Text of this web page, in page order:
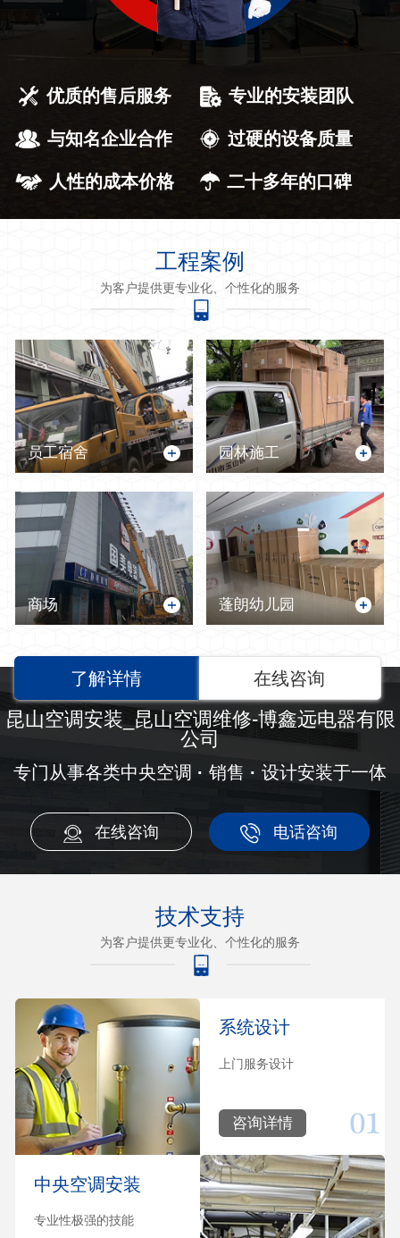
优质的售后服务 专业的安装团队
与知名企业合作 过硬的设备质量
人性的成本价格 二十多年的口碑
工程案例
为客户提供更专业化、个性化的服务
员工宿舍 园林施工
商场 蓬朗幼儿园
了解详情 在线咨询
昆山空调安装_昆山空调维修-博鑫远电器有限
公司
专门从事各类中央空调 · 销售 · 设计安装于一体
在线咨询 电话咨询
技术支持
为客户提供更专业化、个性化的服务
系统设计
上门服务设计
咨询详情
中央空调安装
专业性极强的技能